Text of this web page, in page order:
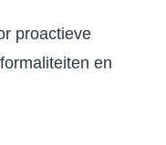
proactieve
en